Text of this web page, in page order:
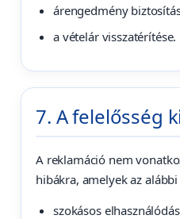
árengedmény
a vételár visszatérítése.
7. A felelősség
A reklamáció nem
hibákra, amelyek az
szokásos